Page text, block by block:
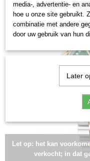
Let op: het kan
verkocht; in dat
media-, advertentie- en
hoe u onze site gebruikt.
combinatie met andere
door uw gebruik van hun
Later